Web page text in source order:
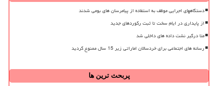
دستگاههای اجرایی موظف به استفاده از پیامرسان های بومی شدند
از پایداری در ایام سخت تا ثبت رکوردهای جدید
متا درگیر نشت داده های داخلی شد
رسانه های اجتماعی برای خردسالان اماراتی زیر 15 سال ممنوع گردید
پربحث ترین ها